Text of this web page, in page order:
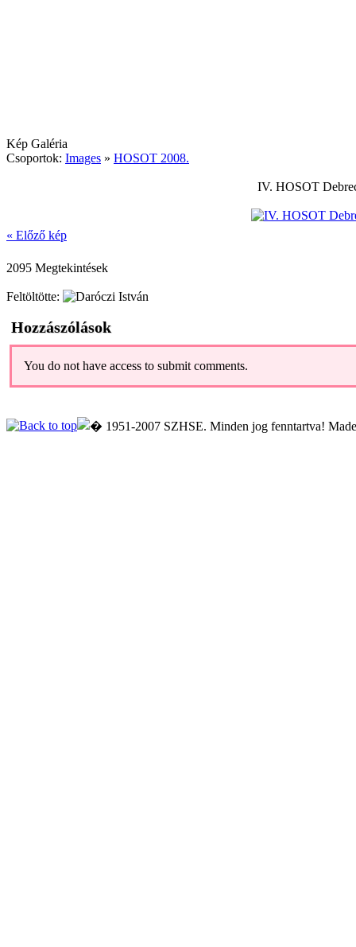
Kép Galéria
Csoportok: Images » HOSOT 2008.
IV. HOSOT
« Előző kép
2095 Megtekintések
Feltöltötte:
Hozzászólások
You do not have access to submit comments.